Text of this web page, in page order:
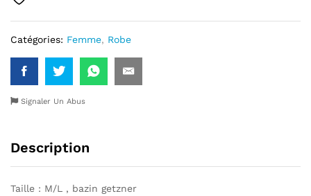
Catégories: Femme, Robe
Signaler Un Abus
Description
Taille : M/L , bazin getzner